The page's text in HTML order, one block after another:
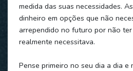
medida das suas necessidades.
dinheiro em opções que não
arrependido no futuro por não
realmente necessitava.
Pense primeiro no seu dia a dia e